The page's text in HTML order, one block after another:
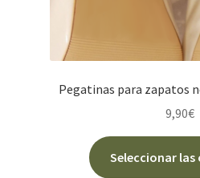
Pegatinas para zapatos
9,90€
Seleccionar las